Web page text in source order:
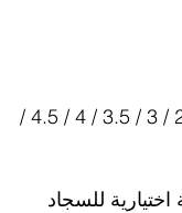
-إنتاج اختياري 2 / 2.5 / 3 / 3.5 / 4 / 4.5 /
للسجاد